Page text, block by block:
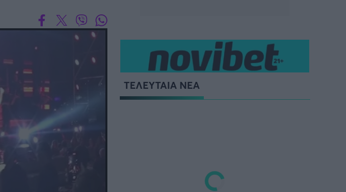
ΤΕΛΕΥΤΑΙΑ ΝΕΑ